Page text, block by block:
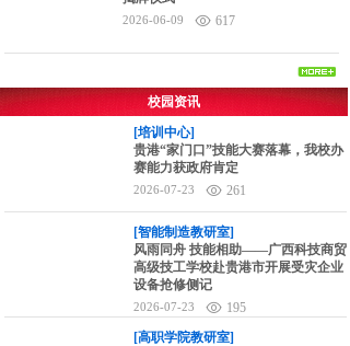
2026-06-09 617
校园资讯
[培训中心]
贵港“家门口”技能大赛落幕，我校办
赛能力获政府肯定
2026-07-23 261
[智能制造教研室]
风雨同舟 技能相助——广西科技商贸
高级技工学校赴贵港市开展受灾企业
设备抢修侧记
2026-07-23
195
[高职学院教研室]